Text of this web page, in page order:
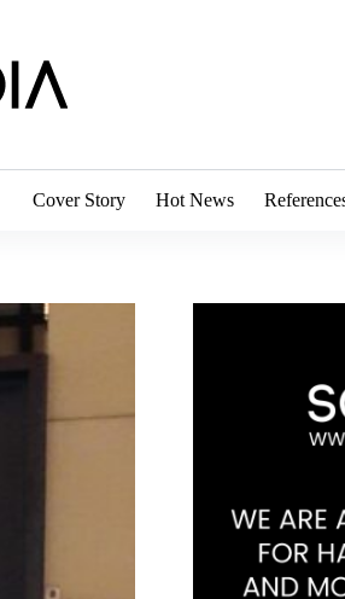
Cover Story Hot News